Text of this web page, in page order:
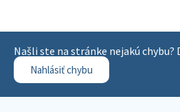
Našli ste na stránke nejakú chybu?
Nahlásiť chybu